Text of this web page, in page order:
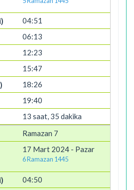
04:51
06:13
12:23
15:47
18:26
19:40
13 saat, 35 dakika
Ramazan 7
17 Mart 2024 - Pazar
6 Ramazan 1445
04:50